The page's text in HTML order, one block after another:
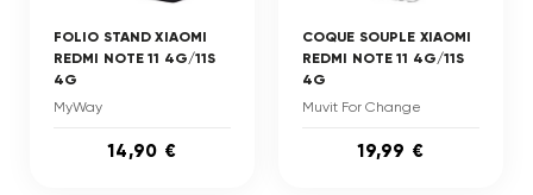
FOLIO STAND XIAOMI
REDMI NOTE 11 4G/11S
4G
MyWay
14,90 €
COQUE SOUPLE XIAOMI
REDMI NOTE 11 4G/11S
4G
Muvit For Change
19,99 €